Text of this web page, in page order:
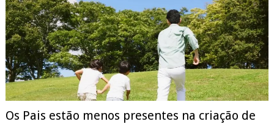
Os Pais estão menos presentes na criação de